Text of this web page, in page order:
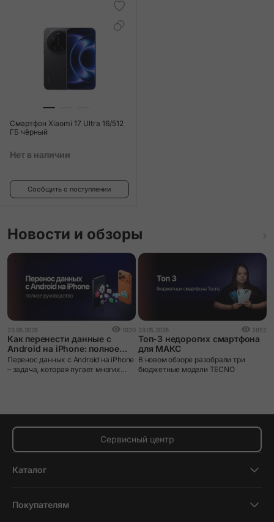
Смартфон Xiaomi 17 Ultra 16/512
ГБ чёрный
Нет в наличии
Сообщить о поступлении
Новости и обзоры
23.06.2026 1920
Как перенести данные с
Android на iPhone: полное
руководство
Перенос данных с Android на iPhone
– задача, которая пугает многих
магазины приложений. Без
правильного инструмента данные
действительно можно потерять.
29.05.2026 2852
Топ-3 недорогих смартфона
для МАКС
В новом обзоре разобрали три
бюджетные модели TECNO
Сервисный центр
Каталог
Планшеты
Покупателям